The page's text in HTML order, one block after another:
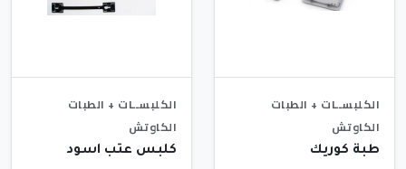
الكلبســات + الطبات
الكاوتش
طبة كوريك
الكلبســات + الطبات
الكاوتش
كلبس عتب اسود